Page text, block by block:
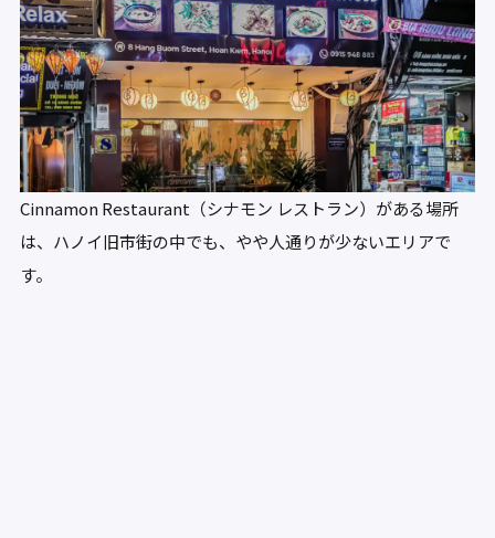
Cinnamon Restaurant（シナモン レストラン）がある場所
は、ハノイ旧市街の中でも、やや人通りが少ないエリアで
す。